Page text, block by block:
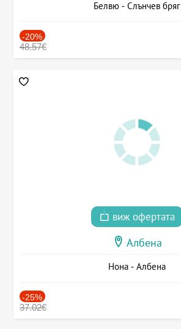
Белвю - Слънчев бряг
-20%
48.57€
виж офертата
Албена
Нона - Албена
-25%
37.02€